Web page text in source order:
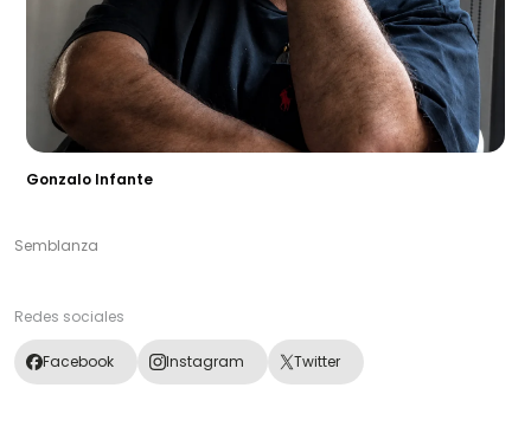
Gonzalo Infante
Semblanza
Redes sociales
Facebook Instagram Twitter